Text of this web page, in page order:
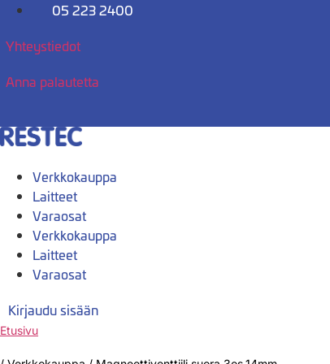
Mene
05 223 2400
Yhteystiedot
Anna palautetta
Verkkokauppa
Laitteet
Varaosat
Verkkokauppa
Laitteet
Varaosat
Kirjaudu sisään
Etusivu